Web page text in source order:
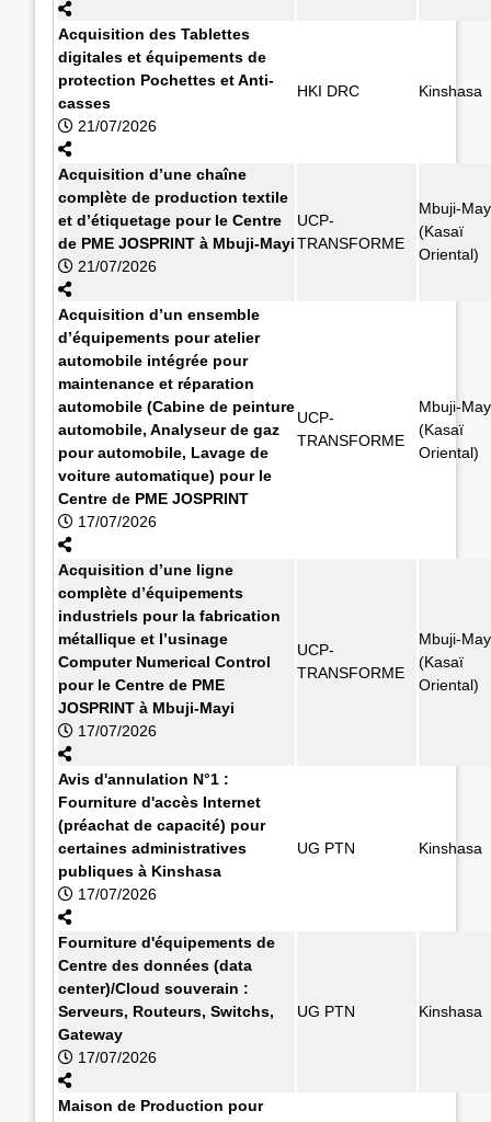
Acquisition des Tablettes
digitales et équipements de
protection Pochettes et Anti-
casses
21/07/2026
HKI DRC Kinshasa
Acquisition d’une chaîne
complète de production textile
et d’étiquetage pour le Centre
de PME JOSPRINT à Mbuji-Mayi
21/07/2026
UCP-
TRANSFORME
Mbuji-
(Kasaï
Oriental)
Acquisition d’un ensemble
d’équipements pour atelier
automobile intégrée pour
maintenance et réparation
automobile (Cabine de peinture
automobile, Analyseur de gaz
pour automobile, Lavage de
voiture automatique) pour le
Centre de PME JOSPRINT
17/07/2026
UCP-
TRANSFORME
Mbuji-
(Kasaï
Oriental)
Acquisition d’une ligne
complète d’équipements
industriels pour la fabrication
métallique et l’usinage
Computer Numerical Control
pour le Centre de PME
JOSPRINT à Mbuji-Mayi
17/07/2026
UCP-
TRANSFORME
Mbuji-
(Kasaï
Oriental)
Avis d'annulation N°1 :
Fourniture d'accès Internet
(préachat de capacité) pour
certaines administratives
publiques à Kinshasa
17/07/2026
UG PTN Kinshasa
Fourniture d'équipements de
Centre des données (data
center)/Cloud souverain :
Serveurs, Routeurs, Switchs,
Gateway
17/07/2026
UG PTN Kinshasa
Maison de Production pour